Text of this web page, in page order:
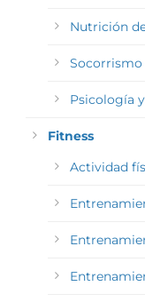
Nutrición
Psicología
Fitness
Actividad